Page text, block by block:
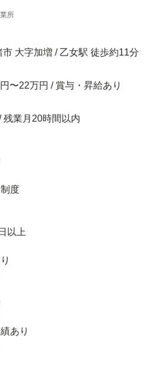
所
市 大字加増 / 乙女駅 徒歩約11分
〜22万円 / 賞与・昇給あり
残業月20時間以内
度
以上
あり